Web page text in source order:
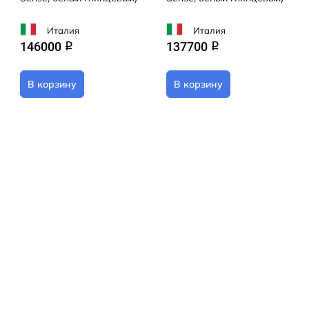
Италия
146000 q
В корзину
Италия
137700 q
В корзину